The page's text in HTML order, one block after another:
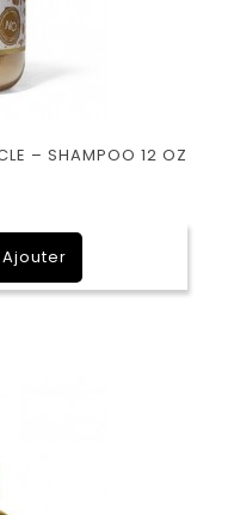
– SHAMPOO 12 OZ
Ajouter